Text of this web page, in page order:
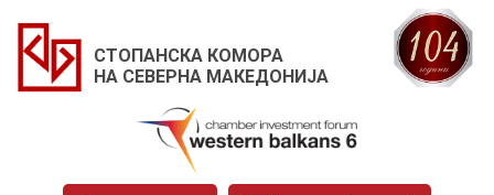
СТОПАНСКА КОМОРА
НА СЕВЕРНА МАКЕДОНИЈА